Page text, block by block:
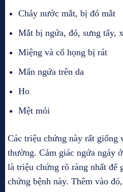
Chảy nước mắt, bị đỏ mắt
Mắt bị ngứa, đỏ, sưng tấy,
Miệng và cổ họng bị rát
Mẩn ngứa trên da
Ho
Mệt mỏi
Các triệu chứng này rất giống
thường. Cảm giác ngứa ngáy
là triệu chứng rõ ràng nhất để
chứng bệnh này. Thêm vào